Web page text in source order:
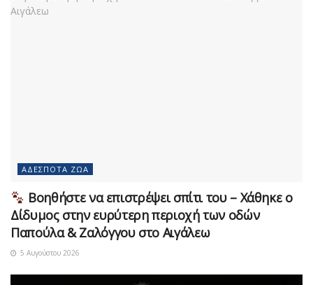
ΑΔΈΣΠΟΤΑ ΖΏΑ
Βοηθήστε να επιστρέψει σπίτι του – Χάθηκε ο
Δίδυμος στην ευρύτερη περιοχή των οδών
Παπούλα & Ζαλόγγου στο Αιγάλεω
5 Αυγούστου 2026